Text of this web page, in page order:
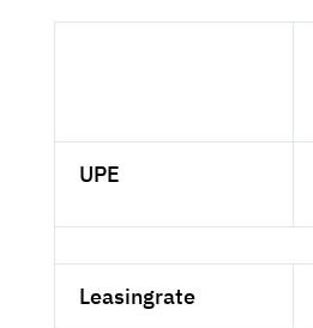
UPE
Leasingrate